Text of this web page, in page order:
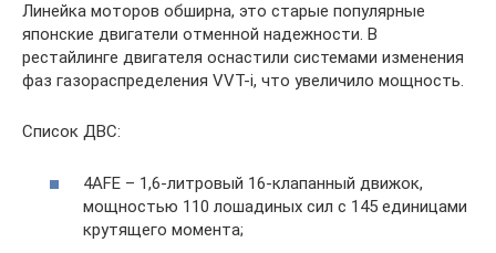
Линейка моторов обширна, это старые популярные
японские двигатели отменной надежности. В
рестайлинге двигателя оснастили системами изменения
фаз газораспределения VVT-i, что увеличило мощность.
Список ДВС:
4AFE – 1,6-литровый 16-клапанный движок,
мощностью 110 лошадиных сил с 145 единицами
крутящего момента;